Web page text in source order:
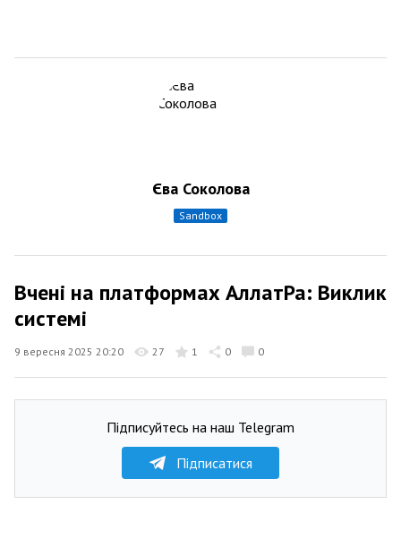
Єва Соколова
sandbox
Вчені на платформах АллатРа: Виклик
системі
9 вересня 2025 20:20 27 1 0 0
Підписуйтесь на наш Telegram
Підписатися